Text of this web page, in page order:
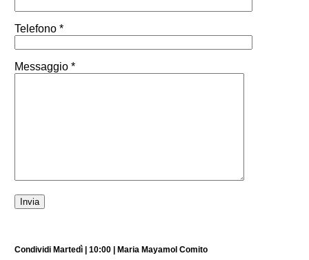
Telefono *
Messaggio *
Condividi Martedì | 10:00 | Maria Mayamol Comito